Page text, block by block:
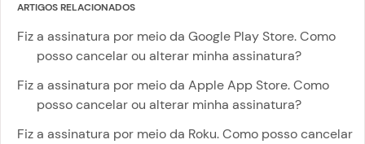
ARTIGOS RELACIONADOS
Fiz a assinatura por meio da Google Play Store. Como
posso cancelar ou alterar minha assinatura?
Fiz a assinatura por meio da Apple App Store. Como
posso cancelar ou alterar minha assinatura?
Fiz a assinatura por meio da Roku. Como posso cancelar